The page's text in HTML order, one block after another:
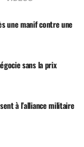
une manif contre une
sans la prix
à l’alliance militaire